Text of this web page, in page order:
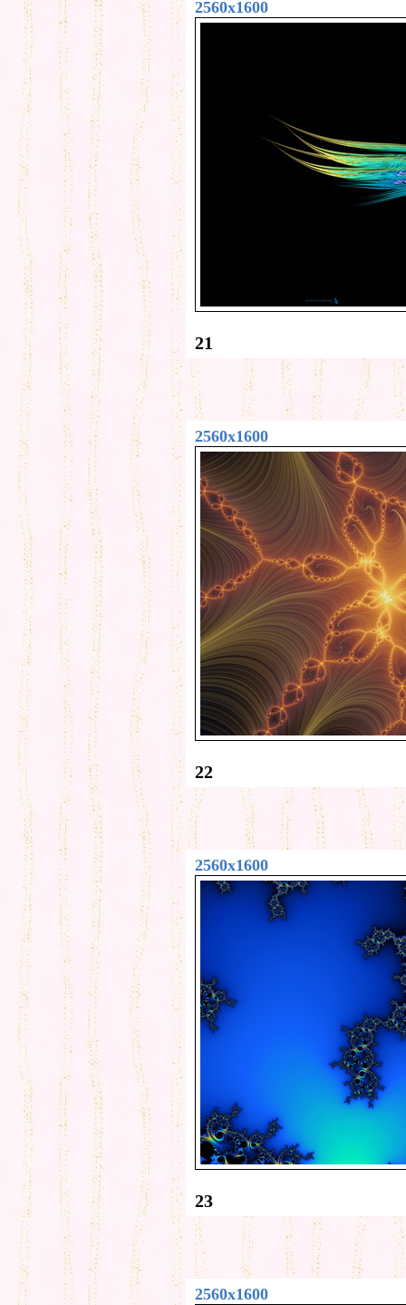
2560x1600
21
2560x1600
22
2560x1600
23
2560x1600